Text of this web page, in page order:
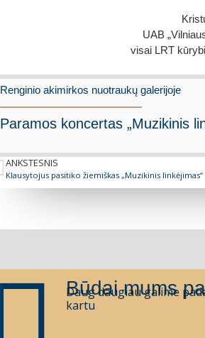
UAB
visai LRT
Renginio akimirkos nuotraukų galerijoje
Paramos koncertas „Muzikinis
ANKSTESNIS
Klausytojus pasitiko žiemiškas „Muzikinis linkėjimas“
Būdai mums
Daug daugiau galime
kartu